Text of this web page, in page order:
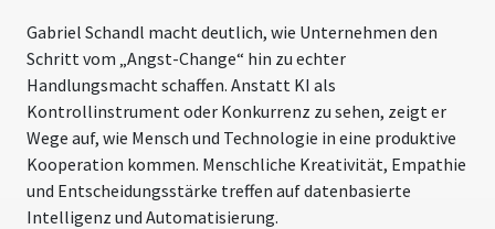
Gabriel Schandl macht deutlich, wie Unternehmen den
Schritt vom „Angst-Change“ hin zu echter
Handlungsmacht schaffen. Anstatt KI als
Kontrollinstrument oder Konkurrenz zu sehen, zeigt er
Wege auf, wie Mensch und Technologie in eine produktive
Kooperation kommen. Menschliche Kreativität, Empathie
und Entscheidungsstärke treffen auf datenbasierte
Intelligenz und Automatisierung.